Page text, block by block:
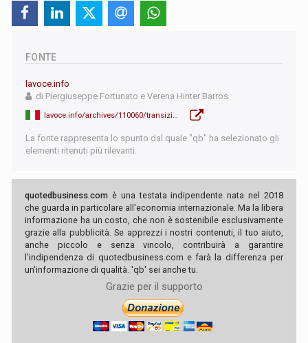
FONTE
lavoce.info
di Piergiuseppe Fortunato e Verena Hinter Barros
lavoce.info/archives/110060/transizione-verde-frenata-dalle-disuguaglianze/
La fonte rappresenta lo spunto dal quale "qb" ha selezionato gli
elementi ritenuti più rilevanti.
quotedbusiness.com è una testata indipendente nata nel 2018
che guarda in particolare all'economia internazionale. Ma la libera
informazione ha un costo, che non è sostenibile esclusivamente
grazie alla pubblicità. Se apprezzi i nostri contenuti, il tuo aiuto,
anche piccolo e senza vincolo, contribuirà a garantire
l'indipendenza di quotedbusiness.com e farà la differenza per
un'informazione di qualità. 'qb' sei anche tu.
Grazie per il supporto